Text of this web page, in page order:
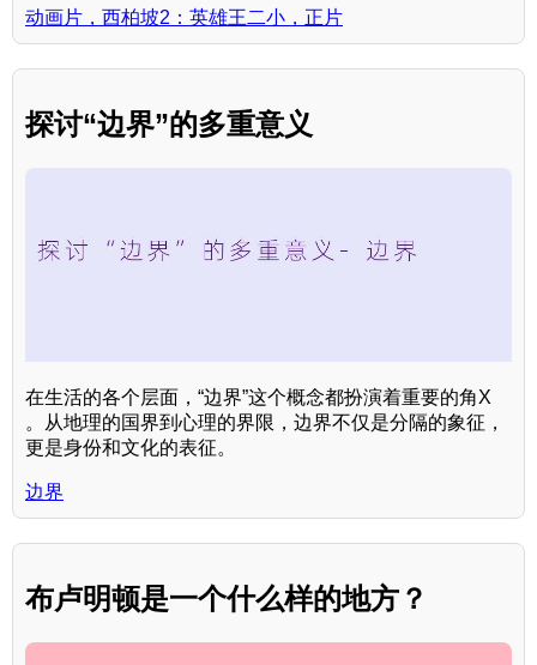
动画片，西柏坡2：英雄王二小，正片
探讨“边界”的多重意义
在生活的各个层面，“边界”这个概念都扮演着重要的角X
。从地理的国界到心理的界限，边界不仅是分隔的象征，
更是身份和文化的表征。
边界
布卢明顿是一个什么样的地方？